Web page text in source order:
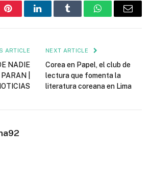
PinterestLinkedInTumblr WhatsAppEmail
ARTICLE
NADIE
|
NEXT ARTICLE
Corea en Papel, el club de
lectura que fomenta la
literatura coreana en Lima